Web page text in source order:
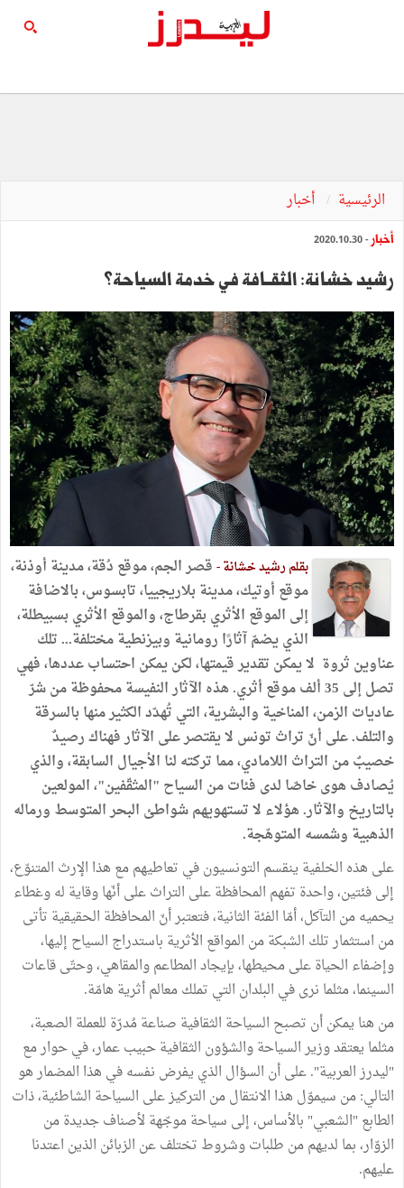
الرئيسية أخبار
أخبار - 2020.10.30
رشيد خشانة: الثقــافة في خدمة السياحة؟
بقلم رشيد خشانة - قصر الجم، موقع دُقة، مدينة أوذنة،
موقع أوتيك، مدينة بلاريجييا، تابسوس، بالاضافة
إلى الموقع الأثري بقرطاج، والموقع الأثري بسبيطلة،
الذي يضمّ آثارًا رومانية وبيزنطية مختلفة... تلك
عناوين ثروة لا يمكن تقدير قيمتها، لكن يمكن احتساب عددها، فهي
تصل إلى 35 ألف موقع أثري. هذه الآثار النفيسة محفوظة من شرّ
عاديات الزمن، المناخية والبشرية، التي تُهدّد الكثير منها بالسرقة
والتلف. على أنّ تراث تونس لا يقتصر على الآثار فهناك رصيدٌ
خصيبٌ من التراث اللامادي، مما تركته لنا الأجيال السابقة، والذي
يُصادف هوى خاصّا لدى فئات من السياح "المثقّفين"، المولعين
بالتاريخ والآثار. هؤلاء لا تستهويهم شواطئ البحر المتوسط ورماله
الذهبية وشمسه المتوهّجة.
على هذه الخلفية ينقسم التونسيون في تعاطيهم مع هذا الإرث المتنوّع،
إلى فئتين، واحدة تفهم المحافظة على التراث على أنّها وقاية له وغطاء
يحميه من التآكل، أمّا الفئة الثانية، فتعتبر أنّ المحافظة الحقيقية تأتى
من استثمار تلك الشبكة من المواقع الأثرية باستدراج السياح إليها،
وإضفاء الحياة على محيطها، بإيجاد المطاعم والمقاهي، وحتّى قاعات
السينما، مثلما نرى في البلدان التي تملك معالم أثرية هامّة.
من هنا يمكن أن تصبح السياحة الثقافية صناعة مُدرّة للعملة الصعبة،
مثلما يعتقد وزير السياحة والشؤون الثقافية حبيب عمار، في حوار مع
"ليدرز العربية". على أن السؤال الذي يفرض نفسه في هذا المضمار هو
التالي: من سيموّل هذا الانتقال من التركيز على السياحة الشاطئية، ذات
الطابع "الشعبي" بالأساس، إلى سياحة موجّهة لأصناف جديدة من
الزوّار، بما لديهم من طلبات وشروط تختلف عن الزبائن الذين اعتدنا
عليهم.